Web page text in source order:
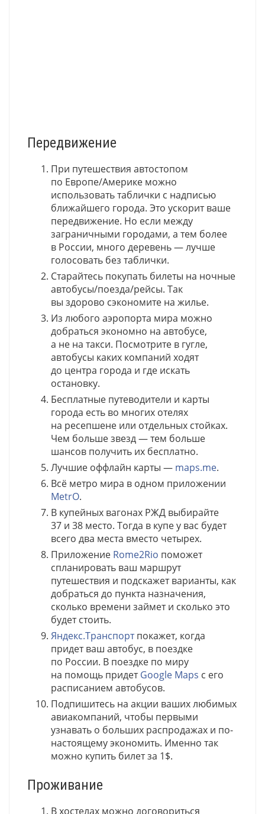
Передвижение
При путешествия автостопом
по Европе/Америке можно
использовать таблички с надписью
ближайшего города. Это ускорит ваше
передвижение. Но если между
заграничными городами, а тем более
в России, много деревень — лучше
голосовать без таблички.
Старайтесь покупать билеты на ночные
автобусы/поезда/рейсы. Так
вы здорово сэкономите на жилье.
Из любого аэропорта мира можно
добраться экономно на автобусе,
а не на такси. Посмотрите в гугле,
автобусы каких компаний ходят
до центра города и где искать
остановку.
Бесплатные путеводители и карты
города есть во многих отелях
на ресепшене или отдельных стойках.
Чем больше звезд — тем больше
шансов получить их бесплатно.
Лучшие оффлайн карты — maps.me.
Всё метро мира в одном приложении
MetrO.
В купейных вагонах РЖД выбирайте
37 и 38 место. Тогда в купе у вас будет
всего два места вместо четырех.
Приложение Rome2Rio поможет
спланировать ваш маршрут
путешествия и подскажет варианты, как
добраться до пункта назначения,
сколько времени займет и сколько это
будет стоить.
Яндекс.Транспортпокажет, когда
придет ваш автобус, в поездке
по России. В поездке по миру
на помощь придетGoogle Maps с его
расписанием автобусов.
Подпишитесь на акции ваших любимых
авиакомпаний, чтобы первыми
узнавать о больших распродажах и по-
настоящему экономить. Именно так
можно купить билет за 1$.
Проживание
В хостелах можно договориться